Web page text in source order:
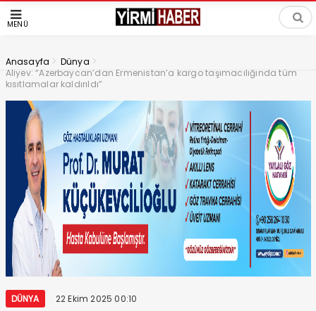
MENÜ
Anasayfa > Dünya >
Aliyev: “Azerbaycan’dan Ermenistan’a kargo taşımacılığında tüm
kısıtlamalar kaldırıldı”
DÜNYA 22 Ekim 2025 00:10